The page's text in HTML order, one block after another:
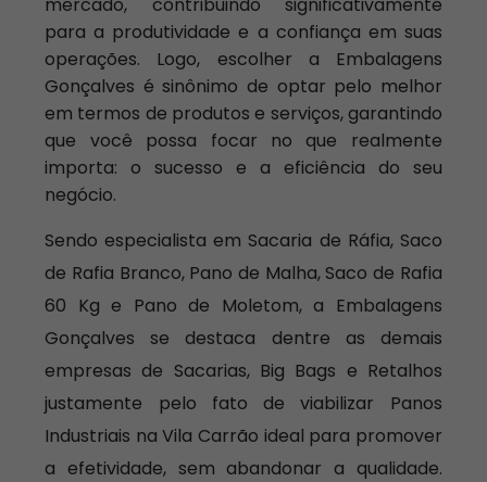
para a produtividade e a confiança em suas
operações. Logo, escolher a Embalagens
Gonçalves é sinônimo de optar pelo melhor
em termos de produtos e serviços, garantindo
que você possa focar no que realmente
importa: o sucesso e a eficiência do seu
negócio.
Sendo especialista em Sacaria de Ráfia, Saco
de Rafia Branco, Pano de Malha, Saco de Rafia
60 Kg e Pano de Moletom, a Embalagens
Gonçalves se destaca dentre as demais
empresas de Sacarias, Big Bags e Retalhos
justamente pelo fato de viabilizar Panos
Industriais na Vila Carrão ideal para promover
a efetividade, sem abandonar a qualidade.